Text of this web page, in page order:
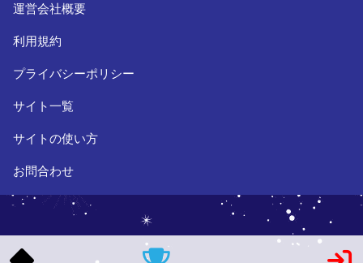
運営会社概要
利用規約
プライバシーポリシー
サイト一覧
サイトの使い方
お問合わせ